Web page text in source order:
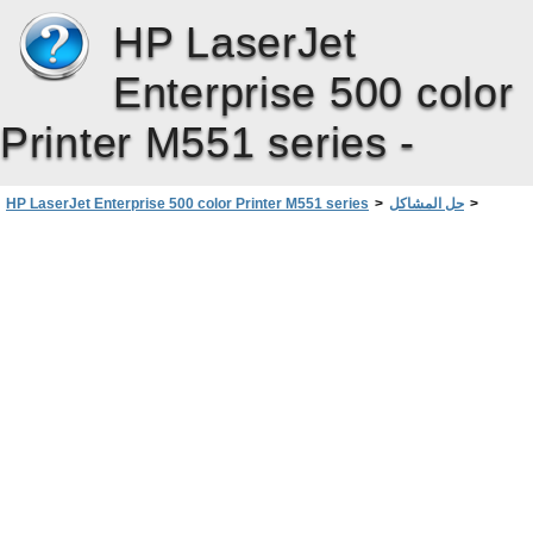
HP LaserJet
Enterprise 500 color
Printer M551 series -
HP LaserJet Enterprise 500 color Printer M551 series > حل المشاكل >